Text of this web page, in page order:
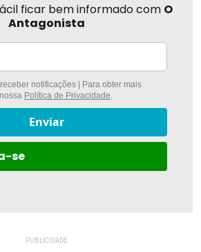
ficar bem informado com O
Antagonista
notificações | Para obter mais
Política de Privacidade
Enviar
se